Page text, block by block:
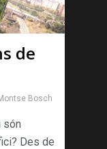
de
Bosch
són
Des de